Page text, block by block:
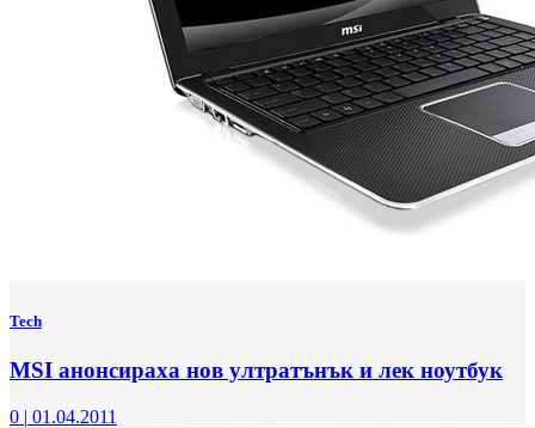
Tech
MSI анонсираха нов ултратънък и лек ноутбук
0 | 01.04.2011